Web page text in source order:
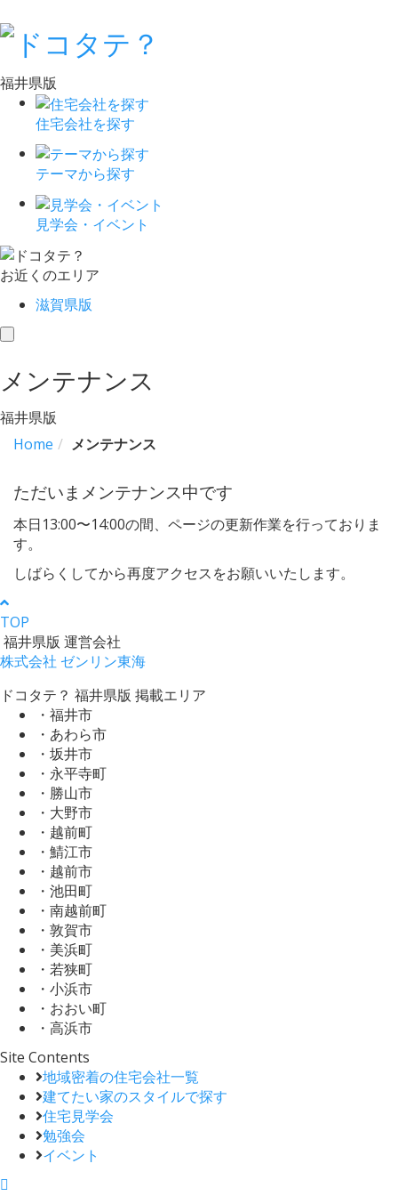
福井県版
住宅会社を探す
テーマから探す
見学会・イベント
お近くのエリア
滋賀県版
toggle
メンテナンス
福井県版
Home
メンテナンス
ただいまメンテナンス中です
本日13:00〜14:00の間、ページの更新作業を行っておりま
す。
しばらくしてから再度アクセスをお願いいたします。
TOP
福井県版 運営会社
株式会社 ゼンリン東海
ドコタテ？ 福井県版 掲載エリア
・福井市
・あわら市
・坂井市
・永平寺町
・勝山市
・大野市
・越前町
・鯖江市
・越前市
・池田町
・南越前町
・敦賀市
・美浜町
・若狭町
・小浜市
・おおい町
・高浜市
Site Contents
地域密着の住宅会社一覧
建てたい家のスタイルで探す
住宅見学会
勉強会
イベント